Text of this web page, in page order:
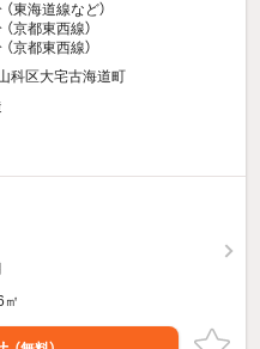
（東海道線など）
（京都東西線）
（京都東西線）
科区大宅古海道町
㎡